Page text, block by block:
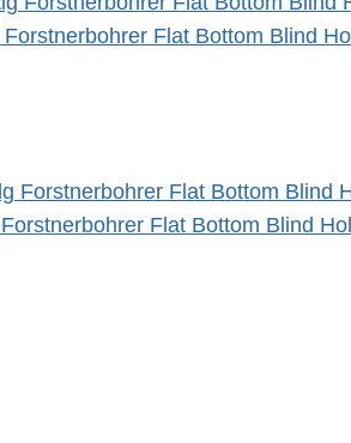
Flat Bottom Blind
Flat Bottom Blind